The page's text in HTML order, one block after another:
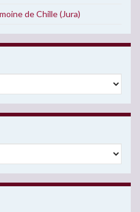
de Chille (Jura)